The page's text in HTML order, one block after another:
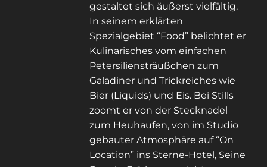
gestaltet sich äußerst vielfältig.
In seinem erklärten
Spezialgebiet “Food” belichtet er
Kulinarisches vom einfachen
Petersiliensträußchen zum
Galadiner und Trickreiches wie
Bier (Liquids) und Eis. Bei Stills
zoomt er von der Stecknadel
zum Heuhaufen, von im Studio
gebauter Atmosphäre auf “On
Location” ins Sterne-Hotel, Seine